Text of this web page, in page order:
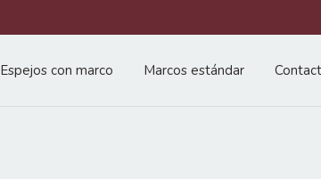
Espejos con marco Marcos estándar